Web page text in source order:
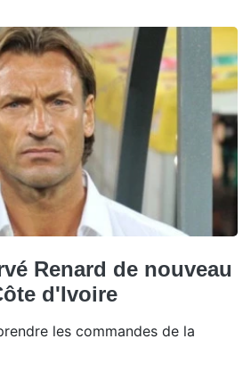
Renard de nouveau
d'Ivoire
les commandes de la